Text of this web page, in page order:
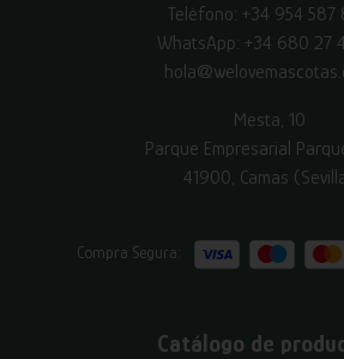
Teléfono: +34 954 587
WhatsApp: +34 680 27
Mesta, 10
Parque Empresarial
41900, Camas
Compra Segura:
Catálogo de